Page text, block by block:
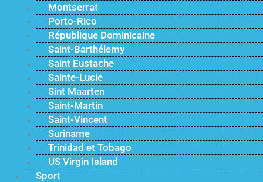
Montserrat
Porto-Rico
République Dominicaine
Saint-Barthélemy
Saint Eustache
Sainte-Lucie
Sint Maarten
Saint-Martin
Saint-Vincent
Suriname
Trinidad et Tobago
US Virgin Island
Sport